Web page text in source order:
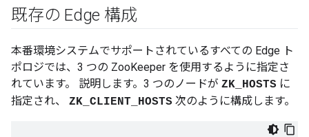
既存の Edge 構成
本番環境システムでサポートされているすべての Edge ト
ポロジでは、3 つの ZooKeeper を使用するように指定さ
れています。 説明します。3 つのノードが ZK_HOSTS に
指定され、 ZK_CLIENT_HOSTS 次のように構成します。